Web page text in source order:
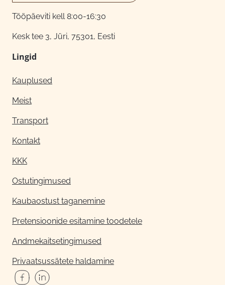
Tööpäeviti kell 8:00-16:30
Kesk tee 3, Jüri, 75301, Eesti
Lingid
Kauplused
Meist
Transport
Kontakt
KKK
Ostutingimused
Kaubaostust taganemine
Pretensioonide esitamine toodetele
Andmekaitsetingimused
Privaatsussätete haldamine